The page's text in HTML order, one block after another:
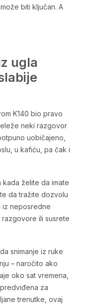
biti ključan. A
ugla
K140 bio pravo
neki razgovor
uobičajeno,
u kafiću, pa čak i
kada želite da imate
da tražite dozvolu
iz neposredne
ili susrete
snimanje iz ruke
– naročito ako
oko sat vremena,
za
trenutke, ovaj